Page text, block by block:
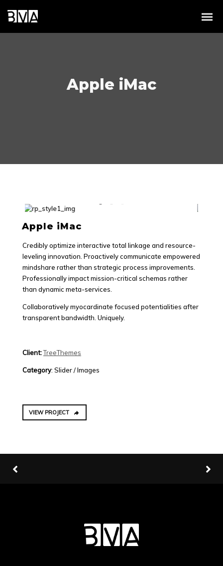
Apple iMac
Apple iMac
Credibly optimize interactive total linkage and resource-
leveling innovation. Proactively communicate empowered
mindshare rather than strategic process improvements.
Professionally impact mission-critical schemas rather
than dynamic meta-services.
Collaboratively myocardinate focused potentialities after
transparent bandwidth. Uniquely.
Client:TreeThemes
Category: Slider / Images
VIEW PROJECT